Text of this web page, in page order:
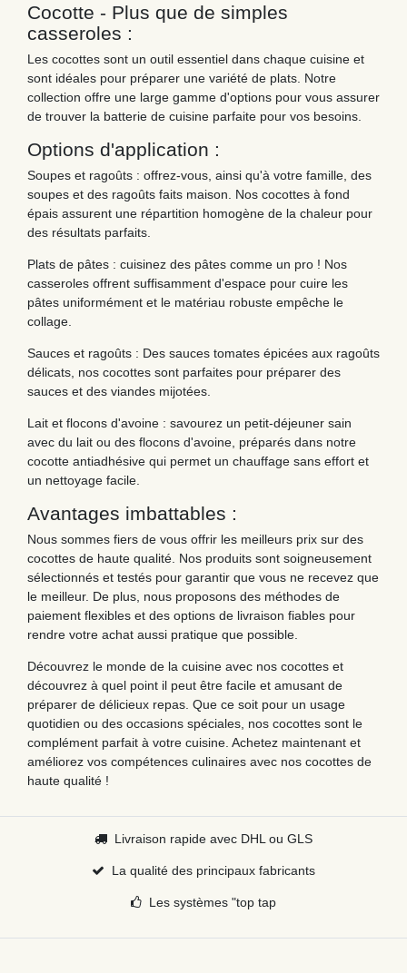
Cocotte - Plus que de simples
casseroles :
Les cocottes sont un outil essentiel dans chaque cuisine et
sont idéales pour préparer une variété de plats. Notre
collection offre une large gamme d'options pour vous assurer
de trouver la batterie de cuisine parfaite pour vos besoins.
Options d'application :
Soupes et ragoûts : offrez-vous, ainsi qu'à votre famille, des
soupes et des ragoûts faits maison. Nos cocottes à fond
épais assurent une répartition homogène de la chaleur pour
des résultats parfaits.
Plats de pâtes : cuisinez des pâtes comme un pro ! Nos
casseroles offrent suffisamment d'espace pour cuire les
pâtes uniformément et le matériau robuste empêche le
collage.
Sauces et ragoûts : Des sauces tomates épicées aux ragoûts
délicats, nos cocottes sont parfaites pour préparer des
sauces et des viandes mijotées.
Lait et flocons d'avoine : savourez un petit-déjeuner sain
avec du lait ou des flocons d'avoine, préparés dans notre
cocotte antiadhésive qui permet un chauffage sans effort et
un nettoyage facile.
Avantages imbattables :
Nous sommes fiers de vous offrir les meilleurs prix sur des
cocottes de haute qualité. Nos produits sont soigneusement
sélectionnés et testés pour garantir que vous ne recevez que
le meilleur. De plus, nous proposons des méthodes de
paiement flexibles et des options de livraison fiables pour
rendre votre achat aussi pratique que possible.
Découvrez le monde de la cuisine avec nos cocottes et
découvrez à quel point il peut être facile et amusant de
préparer de délicieux repas. Que ce soit pour un usage
quotidien ou des occasions spéciales, nos cocottes sont le
complément parfait à votre cuisine. Achetez maintenant et
améliorez vos compétences culinaires avec nos cocottes de
haute qualité !
Livraison rapide avec DHL ou GLS
La qualité des principaux fabricants
Les systèmes "top tap